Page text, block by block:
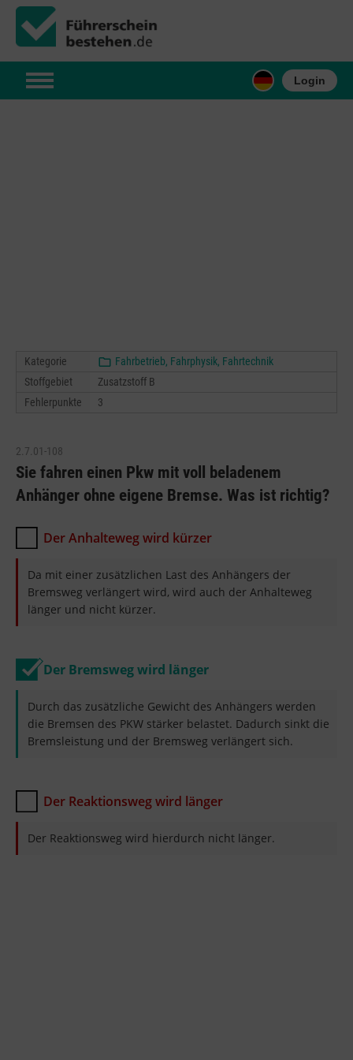
Login
Kategorie
Fahrbetrieb, Fahrphysik, Fahrtechnik
Stoffgebiet
Zusatzstoff B
Fehlerpunkte
3
2.7.01-108
Sie fahren einen Pkw mit voll beladenem
Anhänger ohne eigene Bremse. Was ist richtig?
Der Anhalteweg wird kürzer
Da mit einer zusätzlichen Last des Anhängers der
Bremsweg verlängert wird, wird auch der Anhalteweg
länger und nicht kürzer.
Der Bremsweg wird länger
Durch das zusätzliche Gewicht des Anhängers werden
die Bremsen des PKW stärker belastet. Dadurch sinkt die
Bremsleistung und der Bremsweg verlängert sich.
Der Reaktionsweg wird länger
Der Reaktionsweg wird hierdurch nicht länger.